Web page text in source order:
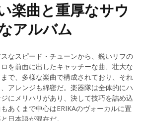
楽曲と重厚なサウ
アルバム
なスピード・チューンから、鋭いリフの
を前面に出したキャッチーな曲、壮大な
で、多様な楽曲で構成されており、それ
アレンジも綿密だ。楽器隊は全体的にハ
にメリハリがあり、決して技巧を詰め込
あくまで中心はERIKAのヴォーカルに置
日本語が混在だ。